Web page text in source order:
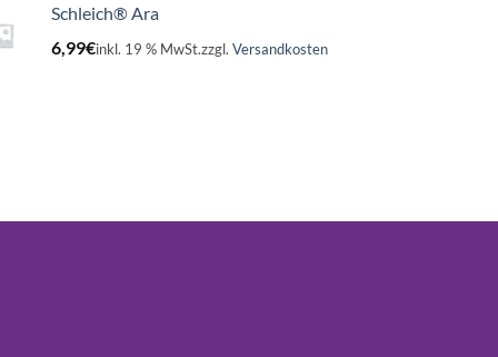
Schleich® Ara
6,99€inkl. 19 % MwSt.zzgl. Versandkosten